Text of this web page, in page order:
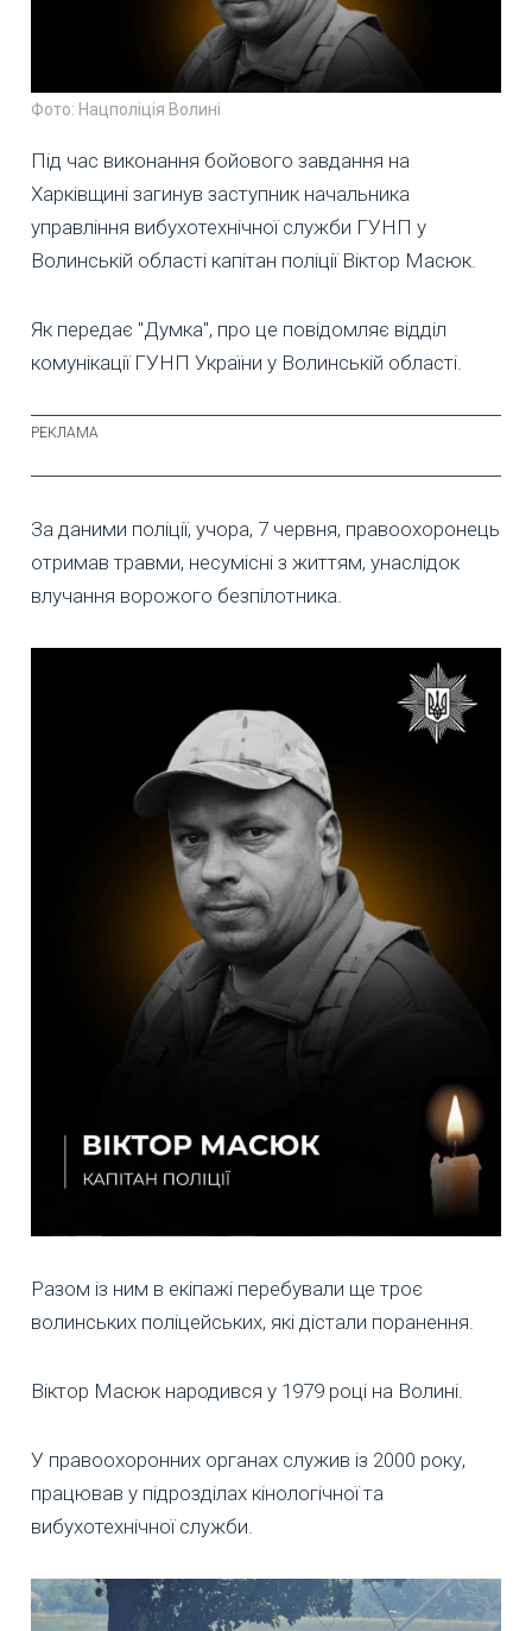
Фото: Нацполіція Волині
Під час виконання бойового завдання на
Харківщині загинув заступник начальника
управління вибухотехнічної служби ГУНП у
Волинській області капітан поліції Віктор Масюк.
Як передає "Думка", про це повідомляє відділ
комунікації ГУНП України у Волинській області.
За даними поліції, учора, 7 червня, правоохоронець
отримав травми, несумісні з життям, унаслідок
влучання ворожого безпілотника.
Разом із ним в екіпажі перебували ще троє
волинських поліцейських, які дістали поранення.
Віктор Масюк народився у 1979 році на Волині.
У правоохоронних органах служив із 2000 року,
працював у підрозділах кінологічної та
вибухотехнічної служби.